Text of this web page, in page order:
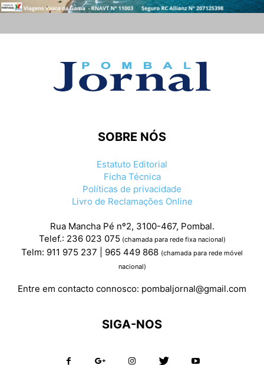
SOBRE NÓS
Estatuto Editorial
Ficha Técnica
Políticas de privacidade
Livro de Reclamações Online
Rua Mancha Pé nº2, 3100-467, Pombal.
Telef.: 236 023 075 (chamada para rede fixa nacional)
Telm: 911 975 237 | 965 449 868 (chamada para rede móvel
nacional)
Entre em contacto connosco: pombaljornal@gmail.com
SIGA-NOS